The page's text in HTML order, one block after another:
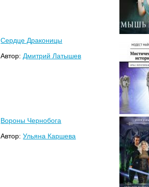
Сердце Драконицы
Автор: Дмитрий Латышев
Вороны Чернобога
Автор:Ульяна Каршева